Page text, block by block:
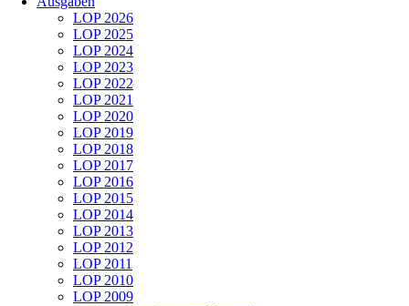
LOP 2026
LOP 2025
LOP 2024
LOP 2023
LOP 2022
LOP 2021
LOP 2020
LOP 2019
LOP 2018
LOP 2017
LOP 2016
LOP 2015
LOP 2014
LOP 2013
LOP 2012
LOP 2011
LOP 2010
LOP 2009